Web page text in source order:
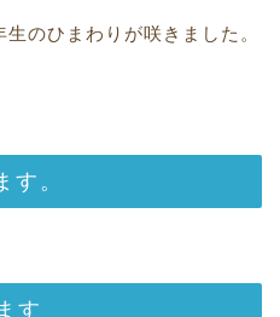
のひまわりが咲きました。
。
す